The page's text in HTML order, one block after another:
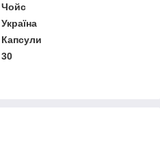
Чойс
Україна
Капсули
30